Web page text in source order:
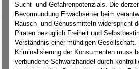
Sucht- und Gefahrenpotenzials. Die
Bevormundung Erwachsener beim
Rausch- und Genussmitteln widerspricht
Piraten bezüglich Freiheit und
Verständnis einer mündigen Gesellschaft.
Kriminalisierung der Konsumenten muss
verbundene Schwarzhandel durch